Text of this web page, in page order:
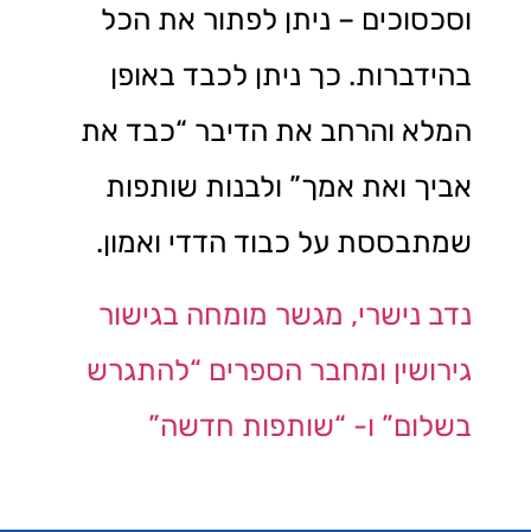
וסכסוכים – ניתן לפתור את הכל
בהידברות. כך ניתן לכבד באופן
המלא והרחב את הדיבר “כבד את
אביך ואת אמך” ולבנות שותפות
שמתבססת על כבוד הדדי ואמון.
נדב נישרי, מגשר מומחה בגישור
גירושין ומחבר הספרים “להתגרש
בשלום” ו- “שותפות חדשה”